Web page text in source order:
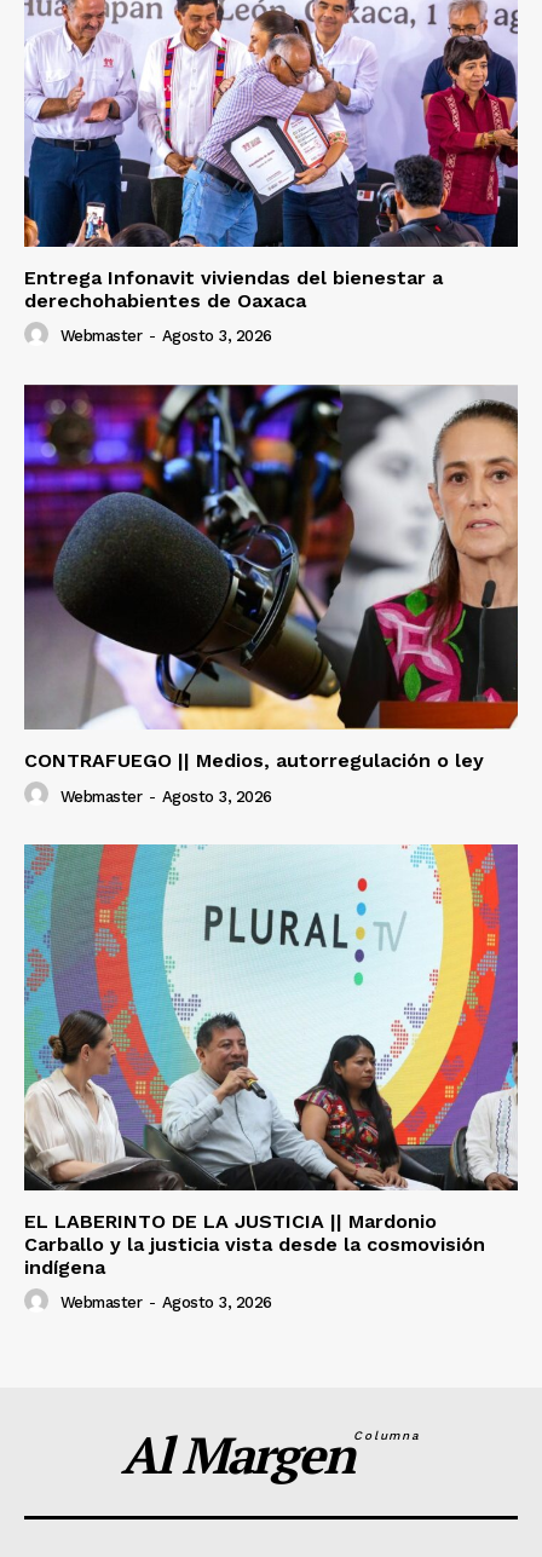
Entrega Infonavit viviendas del bienestar a
derechohabientes de Oaxaca
Webmaster - Agosto 3, 2026
CONTRAFUEGO || Medios, autorregulación o ley
Webmaster - Agosto 3, 2026
EL LABERINTO DE LA JUSTICIA || Mardonio
Carballo y la justicia vista desde la cosmovisión
indígena
Webmaster - Agosto 3, 2026
Al MargenColumna